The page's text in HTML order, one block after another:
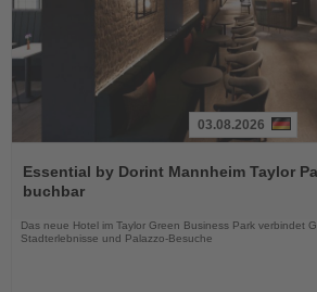
Sie
die
03.08.2026
Essential by Dorint Mannheim Taylor
buchbar
Das neue Hotel im Taylor Green Business Park verbindet
Stadterlebnisse und Palazzo-Besuche